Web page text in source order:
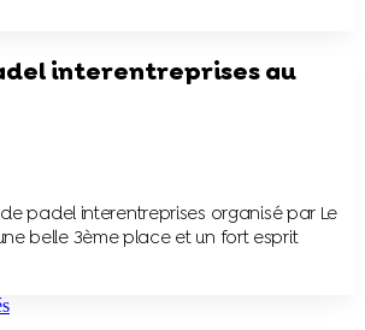
interentreprises au
padel interentreprises organisé par Le
belle 3ème place et un fort esprit